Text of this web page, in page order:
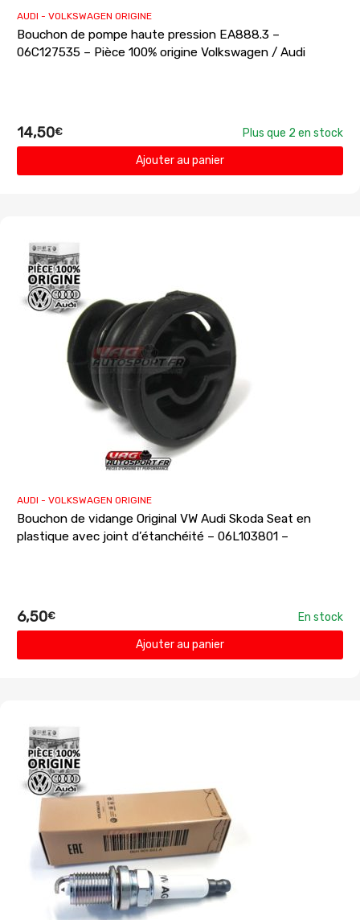
AUDI - VOLKSWAGEN ORIGINE
Bouchon de pompe haute pression EA888.3 –
06C127535 – Pièce 100% origine Volkswagen / Audi
14,50€
Plus que 2 en stock
Ajouter au panier
AUDI - VOLKSWAGEN ORIGINE
Bouchon de vidange Original VW Audi Skoda Seat en
plastique avec joint d’étanchéité – 06L103801 –
6,50€
En stock
Ajouter au panier